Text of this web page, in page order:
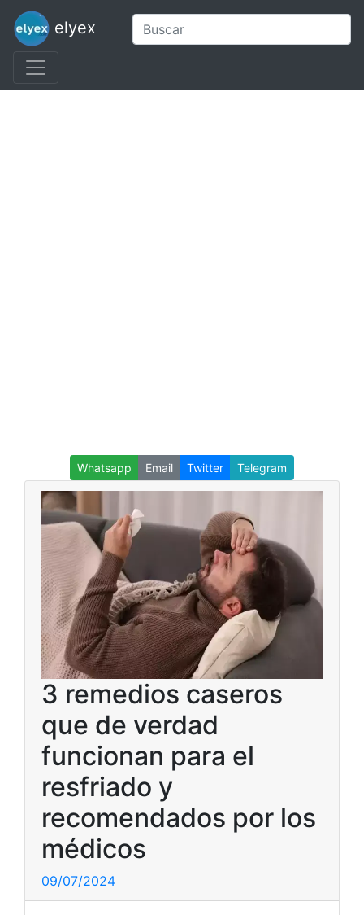
elyex
Whatsapp Email Twitter Telegram
3 remedios caseros
que de verdad
funcionan para el
resfriado y
recomendados por los
médicos
09/07/2024